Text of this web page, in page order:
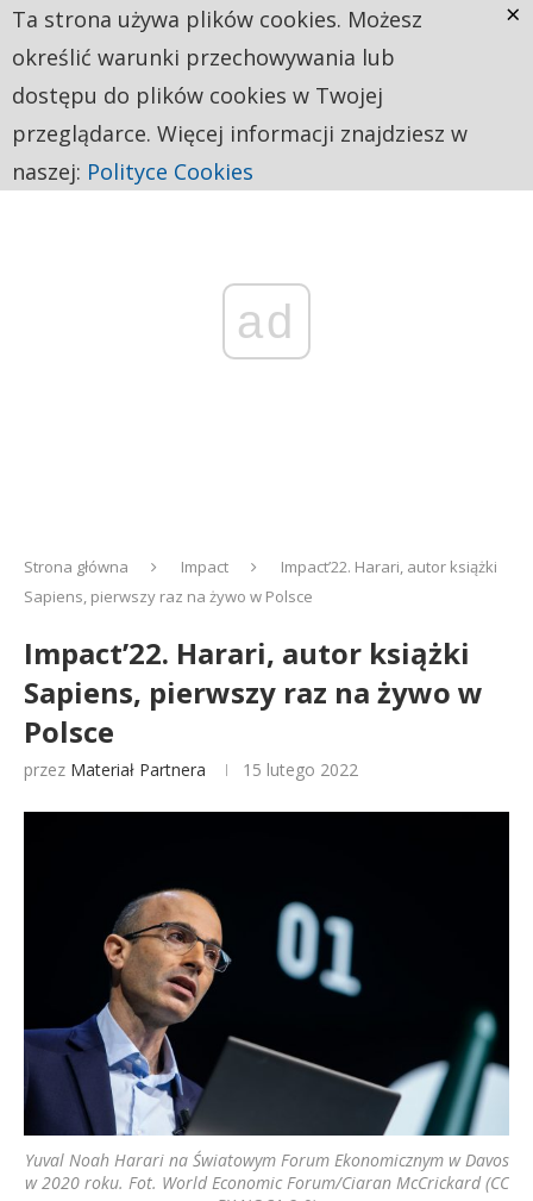
ad
Strona główna Impact
Impact’22. Harari, autor książki
Sapiens, pierwszy raz na żywo w Polsce
Impact’22. Harari, autor książki
Sapiens, pierwszy raz na żywo w
Polsce
przez Materiał Partnera 15 lutego 2022
Yuval Noah Harari na Światowym Forum Ekonomicznym w Davos
w 2020 roku. Fot. World Economic Forum/Ciaran McCrickard (CC
Ta strona używa plików cookies. Możesz
określić warunki przechowywania lub
dostępu do plików cookies w Twojej
przeglądarce. Więcej informacji znajdziesz w
naszej: Polityce Cookies
×